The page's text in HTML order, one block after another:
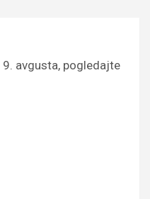
9. avgusta, pogledajte